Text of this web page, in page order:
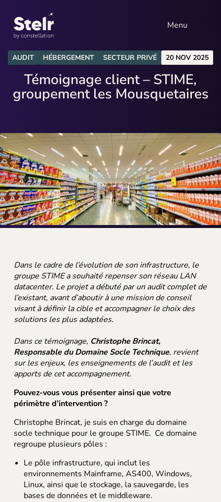
Menu
Expertises
EXPERTISES
Technologie
Système d’information
Environnement
Pilotage de projet
Qui sommes-nous
Actualités
Nous rejoindre
Parlons de votre projet
AUDIT HÉBERGEMENT SECTEUR PRIVÉ 20 NOV 2025
Témoignage client – STIME,
groupement les Mousquetaires
Dans le cadre de l’évolution de son infrastructure, le
groupe STIME a souhaité repenser son réseau LAN
datacenter. Le projet a débuté par un audit complet de
l’existant, avant d’aboutir à une mission de conseil
visant à définir la cible et accompagner le choix des
solutions les plus adaptées.
Dans ce témoignage, Christophe Brincat,
Responsable du Domaine Socle Technique, revient
sur les enjeux, les enseignements de l’audit et les
apports de cet accompagnement.
Pouvez-vous vous présenter ainsi que votre
périmètre d’intervention ?
Christophe Brincat, je suis en charge du domaine
socle technique pour le groupe STIME. Ce domaine
regroupe plusieurs pôles :
Le pôle infrastructure, qui inclut les
environnements Mainframe, AS400, Windows,
Linux, ainsi que le stockage, la sauvegarde, les
bases de données et le middleware.